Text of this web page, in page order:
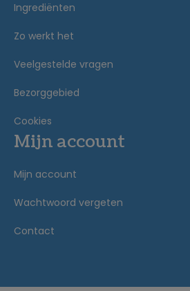
Ingrediënten
Zo werkt het
Veelgestelde vragen
Bezorggebied
Cookies
Mijn account
Mijn account
Wachtwoord vergeten
Contact